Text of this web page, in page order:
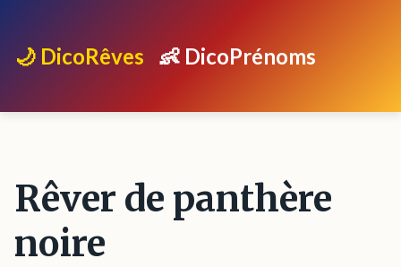
🌙 DicoRêves 👶 DicoPrénoms
Rêver de panthère
noire